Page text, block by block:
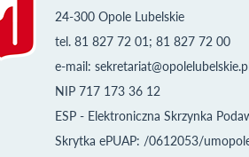
24-300 Opole Lubelskie
tel. 81 827 72 01; 81 827 72 00
e-mail:
NIP 717 173 36 12
ESP - Elektroniczna Skrzynka
Skrytka ePUAP: /0612053/